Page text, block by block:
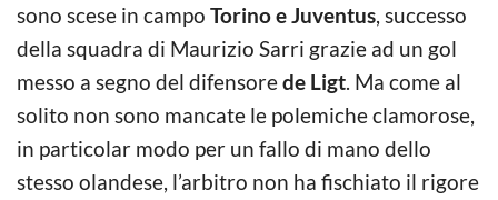
sono scese in campo Torino e Juventus, successo
della squadra di Maurizio Sarri grazie ad un gol
messo a segno del difensorede Ligt. Ma come al
solito non sono mancate le polemiche clamorose,
in particolar modo per un fallo di mano dello
stesso olandese, l’arbitro non ha fischiato il rigore